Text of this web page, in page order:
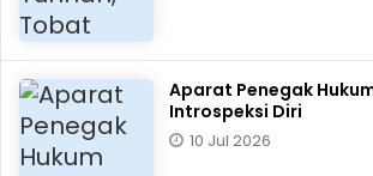
Aparat Penegak
Introspeksi Diri
10 Jul 2026